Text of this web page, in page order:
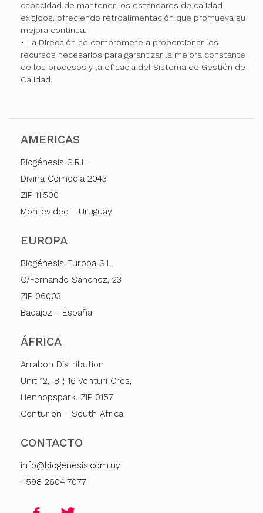
capacidad de mantener los estándares de calidad
exigidos, ofreciendo retroalimentación que promueva su
mejora continua.
• La Dirección se compromete a proporcionar los
recursos necesarios para garantizar la mejora constante
de los procesos y la eficacia del Sistema de Gestión de
Calidad.
AMERICAS
Biogénesis S.R.L.
Divina Comedia 2043
ZIP 11.500
Montevideo - Uruguay
EUROPA
Biogénesis Europa S.L.
C/Fernando Sánchez, 23
ZIP 06003
Badajoz - España
ÁFRICA
Arrabon Distribution
Unit 12, IBP, 16 Venturi Cres,
Hennopspark. ZIP 0157
Centurion - South Africa
CONTACTO
info@biogenesis.com.uy
+598 2604 7077